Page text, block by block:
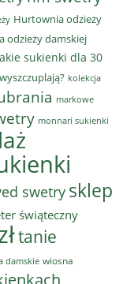
Hurtownia odzieży
odzieży damskiej
sukienki dla 30
kolekcja
markowe
monnari sukienki
swetry sklep
świąteczny
tanie
damskie wiosna